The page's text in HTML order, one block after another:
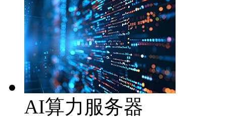
AI算力服务器